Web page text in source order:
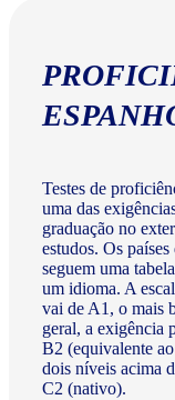
Testes de
uma das
graduação no
estudos. Os
seguem uma
um idioma. A
vai de A1, o mais
geral, a exigência
B2 (equivalente
dois níveis acima
C2 (nativo).